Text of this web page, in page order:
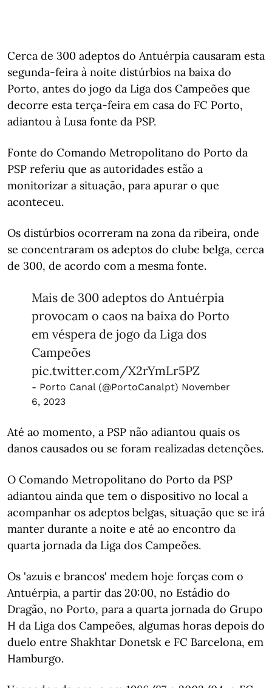
Cerca de 300 adeptos do Antuérpia causaram esta
segunda-feira à noite distúrbios na baixa do
Porto, antes do jogo da Liga dos Campeões que
decorre esta terça-feira em casa do FC Porto,
adiantou à Lusa fonte da PSP.
Fonte do Comando Metropolitano do Porto da
PSP referiu que as autoridades estão a
monitorizar a situação, para apurar o que
aconteceu.
Os distúrbios ocorreram na zona da ribeira, onde
se concentraram os adeptos do clube belga, cerca
de 300, de acordo com a mesma fonte.
Mais de 300 adeptos do Antuérpia
provocam o caos na baixa do Porto
em véspera de jogo da Liga dos
Campeões
pic.twitter.com/X2rYmLr5PZ
- Porto Canal (@PortoCanalpt) November
6, 2023
Até ao momento, a PSP não adiantou quais os
danos causados ou se foram realizadas detenções.
O Comando Metropolitano do Porto da PSP
adiantou ainda que tem o dispositivo no local a
acompanhar os adeptos belgas, situação que se irá
manter durante a noite e até ao encontro da
quarta jornada da Liga dos Campeões.
Os 'azuis e brancos' medem hoje forças com o
Antuérpia, a partir das 20:00, no Estádio do
Dragão, no Porto, para a quarta jornada do Grupo
H da Liga dos Campeões, algumas horas depois do
duelo entre Shakhtar Donetsk e FC Barcelona, em
Hamburgo.